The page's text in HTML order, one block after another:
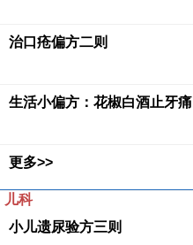
治口疮偏方二则
生活小偏方：花椒白酒止牙痛
更多>>
儿科
小儿遗尿验方三则